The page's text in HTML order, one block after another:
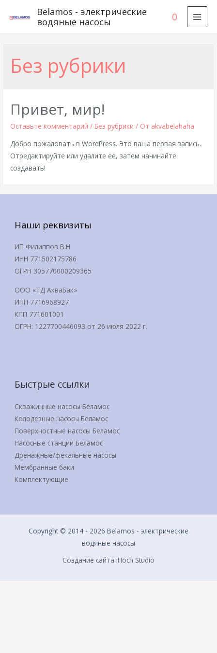
Belamos - электрические
водяные насосы
0
Без рубрики
Привет, мир!
Оставьте комментарий / Без рубрики / От akvabelahaha
Добро пожаловать в WordPress. Это ваша первая запись.
Отредактируйте или удалите ее, затем начинайте
создавать!
Наши реквизиты
ИП Филиппов В.Н
ИНН 771502175786
ОГРН 305770000209365
ООО «ТД АкваБак»
ИНН 7716968927
КПП 771601001
ОГРН: 1227700446093 от 26 июля 2022 г.
Быстрые ссылки
Скважинные насосы Беламос
Колодезные насосы Беламос
Поверхностные насосы Беламос
Насосные станции Беламос
Дренажные/фекальные насосы
Мембранные баки
Комплектующие
Copyright © 2014 - 2026 Belamos - электрические
водяные насосы
Создание сайта iHoch Studio